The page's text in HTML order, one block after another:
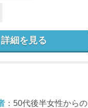
詳細を見る
：50代後半女性からの